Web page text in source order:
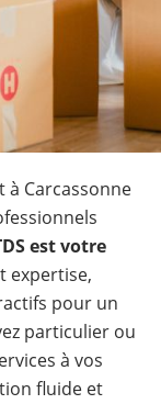
Carcassonne
est votre
expertise,
pour un
particulier ou
à vos
fluide et